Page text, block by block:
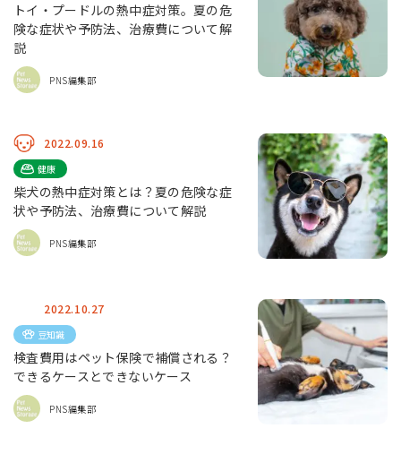
トイ・プードルの熱中症対策。夏の危
険な症状や予防法、治療費について解
説
PNS編集部
2022.09.16
健康
柴犬の熱中症対策とは？夏の危険な症
状や予防法、治療費について解説
PNS編集部
2022.10.27
豆知識
検査費用はペット保険で補償される？
できるケースとできないケース
PNS編集部